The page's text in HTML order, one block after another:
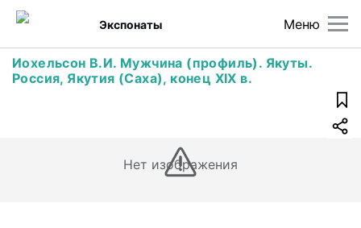
Меню
Экспонаты
Иохельсон В.И. Мужчина (профиль). Якуты.
Россия, Якутия (Саха), конец XIX в.
Нет изображения